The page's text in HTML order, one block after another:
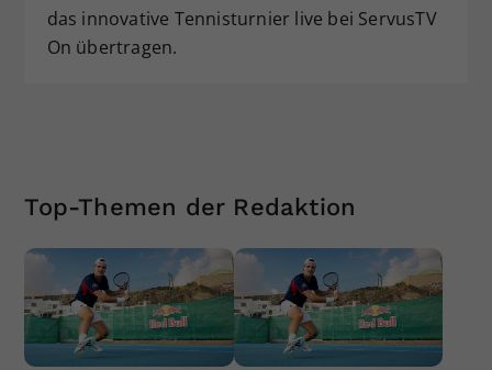
das innovative Tennisturnier live bei ServusTV
On übertragen.
Top-Themen der Redaktion